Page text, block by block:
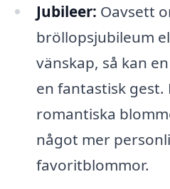
Jubileer: Oavsett
bröllopsjubileum
vänskap, så kan
en fantastisk gest.
romantiska
något mer
favoritblommor.